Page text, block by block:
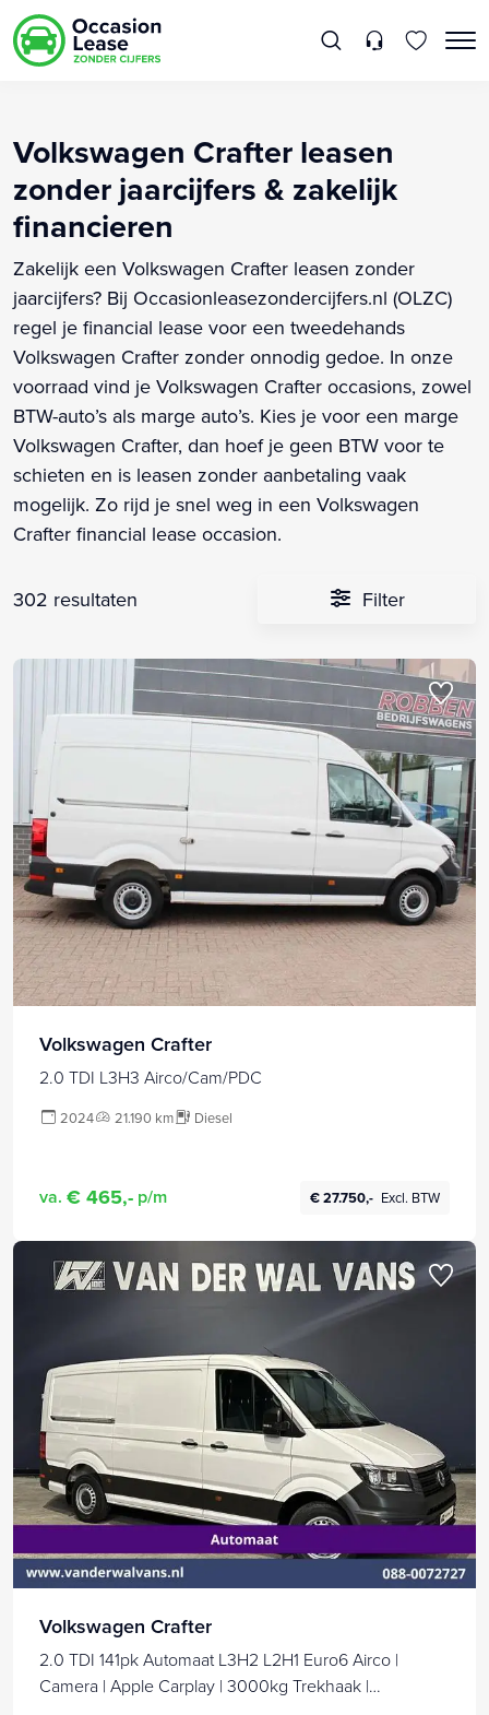
Volkswagen Crafter leasen
zonder jaarcijfers & zakelijk
financieren
Zakelijk een Volkswagen Crafter leasen zonder
jaarcijfers? Bij Occasionleasezondercijfers.nl (OLZC)
regel je financial lease voor een tweedehands
Volkswagen Crafter zonder onnodig gedoe. In onze
voorraad vind je Volkswagen Crafter occasions, zowel
BTW-auto’s als marge auto’s. Kies je voor een marge
Volkswagen Crafter, dan hoef je geen BTW voor te
schieten en is leasen zonder aanbetaling vaak
mogelijk. Zo rijd je snel weg in een Volkswagen
Crafter financial lease occasion.
302 resultaten Filter
Volkswagen Crafter
2.0 TDI L3H3 Airco/Cam/PDC
2024 21.190 km Diesel
va. € 465,- p/m € 27.750,- Excl. BTW
Volkswagen Crafter
2.0 TDI 141pk Automaat L3H2 L2H1 Euro6 Airco |
Camera | Apple Carplay | 3000kg Trekhaak |